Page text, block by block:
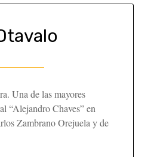
Una de las mayores
“Alejandro Chaves” en
Zambrano Orejuela y de